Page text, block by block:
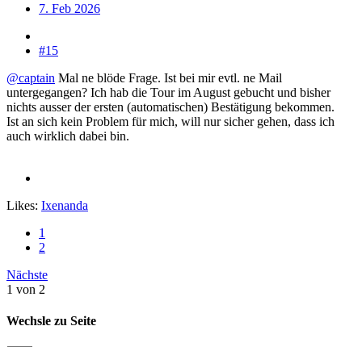
7. Feb 2026
#15
@captain Mal ne blöde Frage. Ist bei mir evtl. ne Mail
untergegangen? Ich hab die Tour im August gebucht und bisher
nichts ausser der ersten (automatischen) Bestätigung bekommen.
Ist an sich kein Problem für mich, will nur sicher gehen, dass ich
auch wirklich dabei bin.
Likes: Ixenanda
1
2
Nächste
1 von 2
Wechsle zu Seite